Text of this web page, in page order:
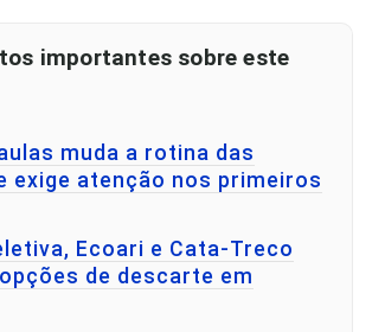
importantes sobre este
muda a rotina das
exige atenção nos primeiros
Ecoari e Cata-Treco
de descarte em